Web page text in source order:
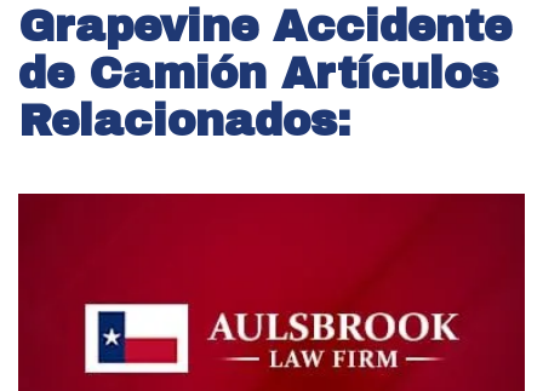
Grapevine Accidente
de Camión Artículos
Relacionados: